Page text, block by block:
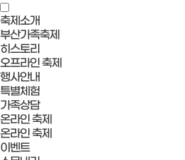
축제소개
부산가족축제
히스토리
오프라인 축제
행사안내
특별체험
가족상담
온라인 축제
온라인 축제
이벤트